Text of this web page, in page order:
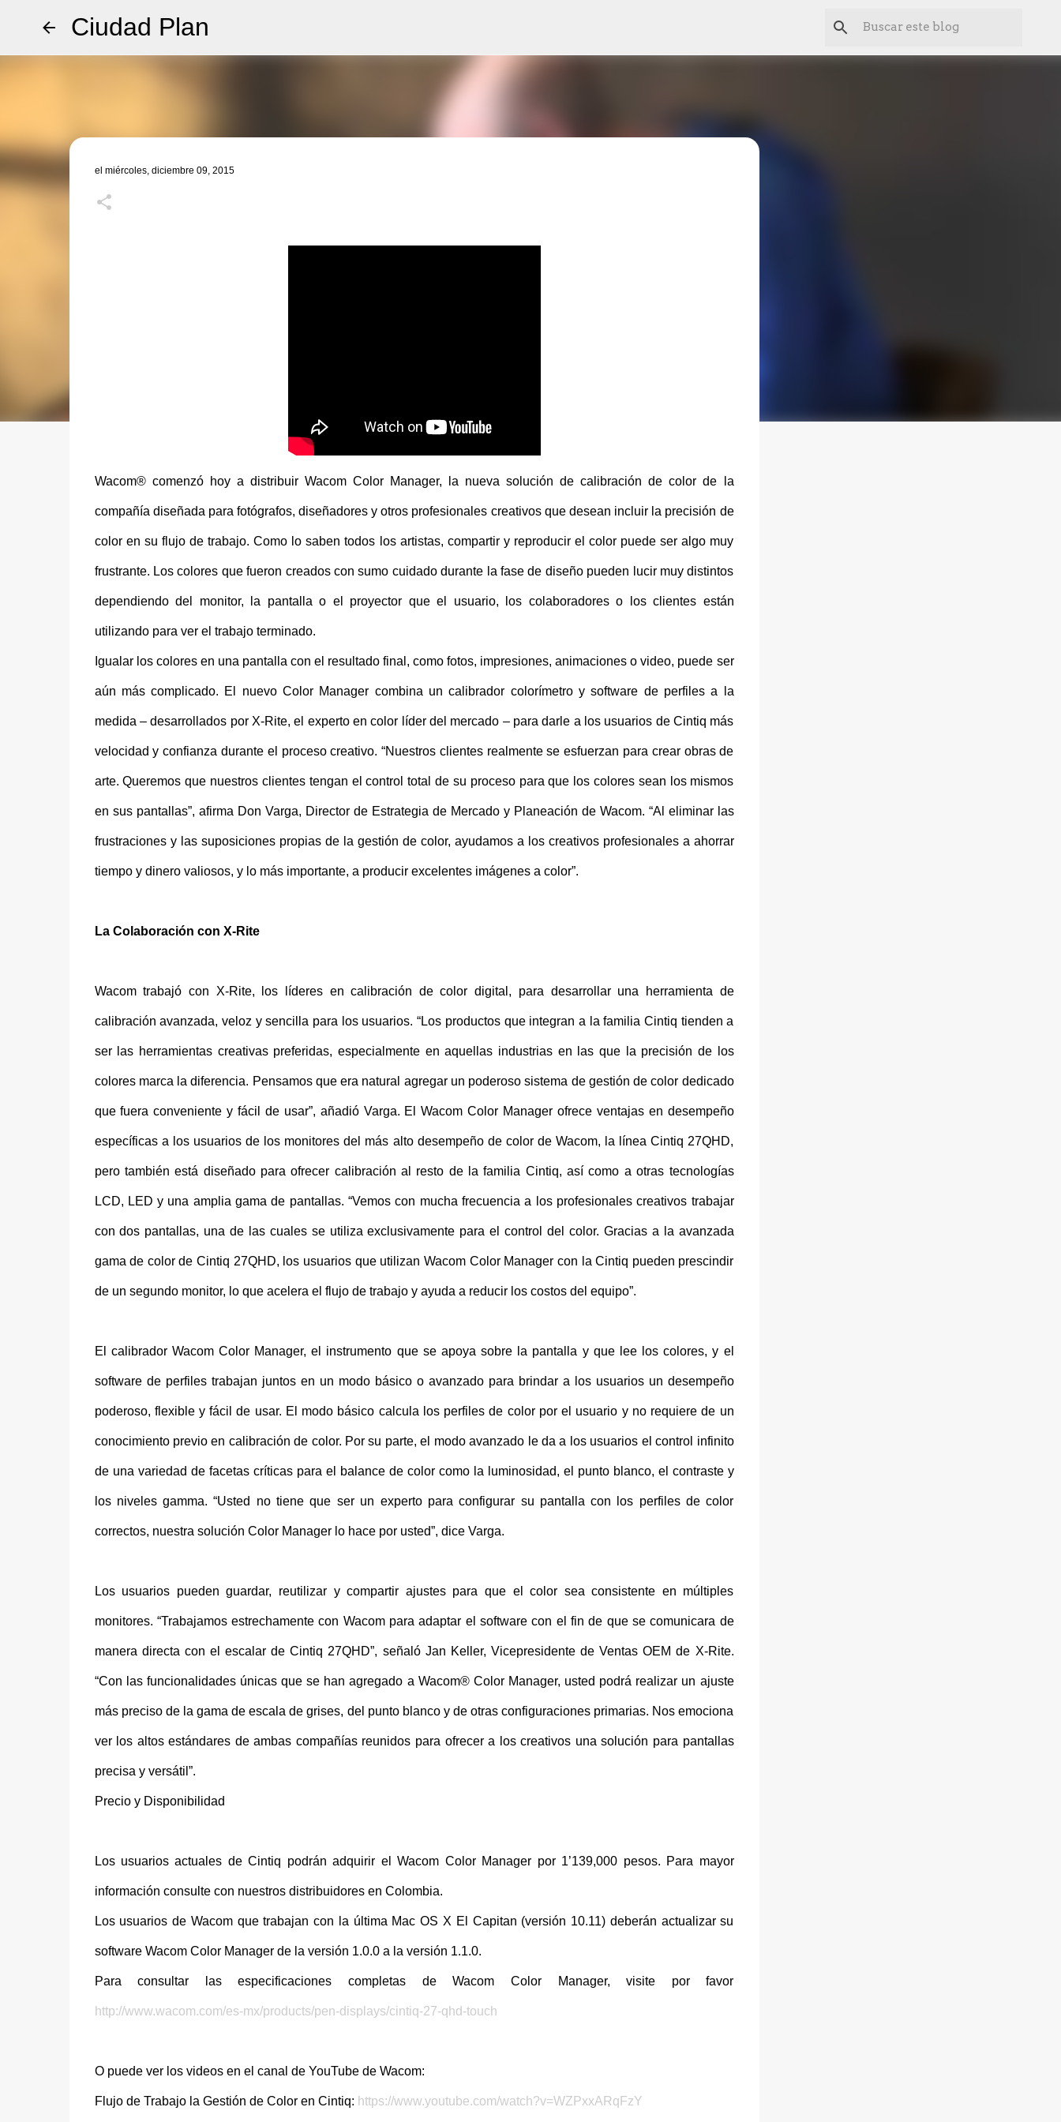
Ciudad Plan
el miércoles, diciembre 09, 2015
Wacom® comenzó hoy a distribuir Wacom Color Manager, la nueva solución de calibración de color de la
compañía diseñada para fotógrafos, diseñadores y otros profesionales creativos que desean incluir la precisión de
color en su flujo de trabajo. Como lo saben todos los artistas, compartir y reproducir el color puede ser algo muy
frustrante. Los colores que fueron creados con sumo cuidado durante la fase de diseño pueden lucir muy distintos
dependiendo del monitor, la pantalla o el proyector que el usuario, los colaboradores o los clientes están
utilizando para ver el trabajo terminado.
Igualar los colores en una pantalla con el resultado final, como fotos, impresiones, animaciones o video, puede ser
aún más complicado. El nuevo Color Manager combina un calibrador colorímetro y software de perfiles a la
medida – desarrollados por X-Rite, el experto en color líder del mercado – para darle a los usuarios de Cintiq más
velocidad y confianza durante el proceso creativo. “Nuestros clientes realmente se esfuerzan para crear obras de
arte. Queremos que nuestros clientes tengan el control total de su proceso para que los colores sean los mismos
en sus pantallas”, afirma Don Varga, Director de Estrategia de Mercado y Planeación de Wacom. “Al eliminar las
frustraciones y las suposiciones propias de la gestión de color, ayudamos a los creativos profesionales a ahorrar
tiempo y dinero valiosos, y lo más importante, a producir excelentes imágenes a color”.
La Colaboración con X-Rite
Wacom trabajó con X-Rite, los líderes en calibración de color digital, para desarrollar una herramienta de
calibración avanzada, veloz y sencilla para los usuarios. “Los productos que integran a la familia Cintiq tienden a
ser las herramientas creativas preferidas, especialmente en aquellas industrias en las que la precisión de los
colores marca la diferencia. Pensamos que era natural agregar un poderoso sistema de gestión de color dedicado
que fuera conveniente y fácil de usar”, añadió Varga. El Wacom Color Manager ofrece ventajas en desempeño
específicas a los usuarios de los monitores del más alto desempeño de color de Wacom, la línea Cintiq 27QHD,
pero también está diseñado para ofrecer calibración al resto de la familia Cintiq, así como a otras tecnologías
LCD, LED y una amplia gama de pantallas. “Vemos con mucha frecuencia a los profesionales creativos trabajar
con dos pantallas, una de las cuales se utiliza exclusivamente para el control del color. Gracias a la avanzada
gama de color de Cintiq 27QHD, los usuarios que utilizan Wacom Color Manager con la Cintiq pueden prescindir
de un segundo monitor, lo que acelera el flujo de trabajo y ayuda a reducir los costos del equipo”.
El calibrador Wacom Color Manager, el instrumento que se apoya sobre la pantalla y que lee los colores, y el
software de perfiles trabajan juntos en un modo básico o avanzado para brindar a los usuarios un desempeño
poderoso, flexible y fácil de usar. El modo básico calcula los perfiles de color por el usuario y no requiere de un
conocimiento previo en calibración de color. Por su parte, el modo avanzado le da a los usuarios el control infinito
de una variedad de facetas críticas para el balance de color como la luminosidad, el punto blanco, el contraste y
los niveles gamma. “Usted no tiene que ser un experto para configurar su pantalla con los perfiles de color
correctos, nuestra solución Color Manager lo hace por usted”, dice Varga.
Los usuarios pueden guardar, reutilizar y compartir ajustes para que el color sea consistente en múltiples
monitores. “Trabajamos estrechamente con Wacom para adaptar el software con el fin de que se comunicara de
manera directa con el escalar de Cintiq 27QHD”, señaló Jan Keller, Vicepresidente de Ventas OEM de X-Rite.
“Con las funcionalidades únicas que se han agregado a Wacom® Color Manager, usted podrá realizar un ajuste
más preciso de la gama de escala de grises, del punto blanco y de otras configuraciones primarias. Nos emociona
ver los altos estándares de ambas compañías reunidos para ofrecer a los creativos una solución para pantallas
precisa y versátil”.
Precio y Disponibilidad
Los usuarios actuales de Cintiq podrán adquirir el Wacom Color Manager por 1’139,000 pesos. Para mayor
información consulte con nuestros distribuidores en Colombia.
Los usuarios de Wacom que trabajan con la última Mac OS X El Capitan (versión 10.11) deberán actualizar su
software Wacom Color Manager de la versión 1.0.0 a la versión 1.1.0.
Para consultar las especificaciones completas de Wacom Color Manager, visite por favor
http://www.wacom.com/es-mx/products/pen-displays/cintiq-27-qhd-touch
O puede ver los videos en el canal de YouTube de Wacom:
Flujo de Trabajo la Gestión de Color en Cintiq: https://www.youtube.com/watch?v=WZPxxARqFzY